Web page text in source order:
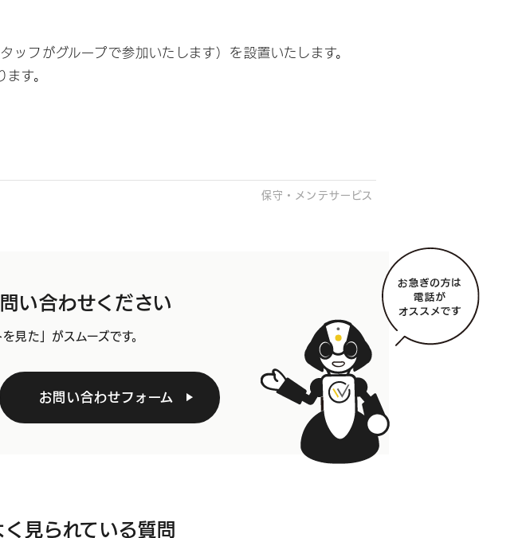
フがグループで参加いたします）を設置いたします。
す。
保守・メンテサービス
い合わせください
見た」がスムーズです。
お問い合わせフォーム
く見られている質問